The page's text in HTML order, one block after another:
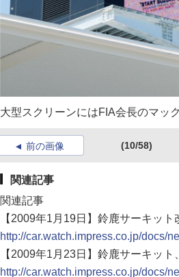
大型スクリーンにはFIA会長のマッ
前の画像 (10/58)
関連記事
関連記事
【2009年1月19日】鈴鹿サーキッ
http://car.watch.impress.co.jp/docs/
【2009年1月23日】鈴鹿サーキッ
http://car.watch.impress.co.jp/docs/